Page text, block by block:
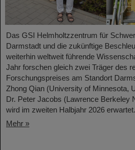
Das GSI Helmholtzzentrum für
Darmstadt und die zukünftige
weiterhin weltweit führende
Jahr forschen gleich zwei Träger des
Forschungspreises am Standort
Zhong Qian (University of Minnesota,
Dr. Peter Jacobs (Lawrence Berkeley
wird im zweiten Halbjahr 2026 erwartet.
Mehr »